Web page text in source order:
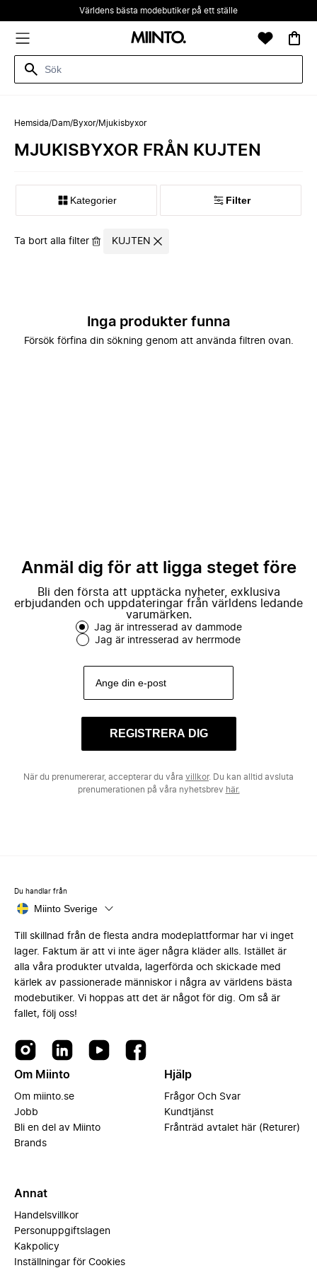
Världens bästa modebutiker på ett ställe
Hemsida/Dam/Byxor/Mjukisbyxor
MJUKISBYXOR FRÅN KUJTEN
Kategorier Filter
Ta bort alla filter KUJTEN
Inga produkter funna
Försök förfina din sökning genom att använda filtren ovan.
Anmäl dig för att ligga steget före
Bli den första att upptäcka nyheter, exklusiva
erbjudanden och uppdateringar från världens ledande
varumärken.
Jag är intresserad av dammode
Jag är intresserad av herrmode
REGISTRERA DIG
När du prenumererar, accepterar du våra villkor. Du kan alltid avsluta
prenumerationen på våra nyhetsbrev här.
Du handlar från
Miinto Sverige
Till skillnad från de flesta andra modeplattformar har vi inget
lager. Faktum är att vi inte äger några kläder alls. Istället är
alla våra produkter utvalda, lagerförda och skickade med
kärlek av passionerade människor i några av världens bästa
modebutiker. Vi hoppas att det är något för dig. Om så är
fallet, följ oss!
Om Miinto
Om miinto.se
Jobb
Bli en del av Miinto
Brands
Hjälp
Frågor Och Svar
Kundtjänst
Frånträd avtalet här (Returer)
Annat
Handelsvillkor
Personuppgiftslagen
Kakpolicy
Inställningar för Cookies